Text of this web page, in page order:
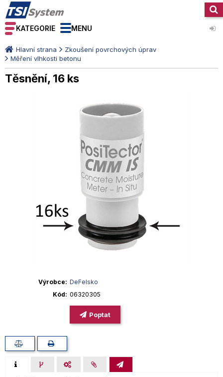
KATEGORIE MENU
Hlavní strana
Zkoušení povrchových úprav
Měření vlhkosti betonu
Těsnění, 16 ks
Výrobce
DeFelsko
Kód
06320305
Poptat